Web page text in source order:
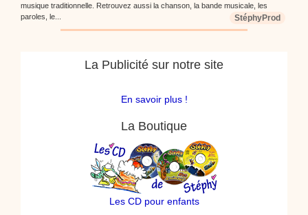
musique traditionnelle. Retrouvez aussi la chanson, la bande musicale, les
paroles, le...
StéphyProd
La Publicité sur notre site
En savoir plus !
La Boutique
Les CD pour enfants